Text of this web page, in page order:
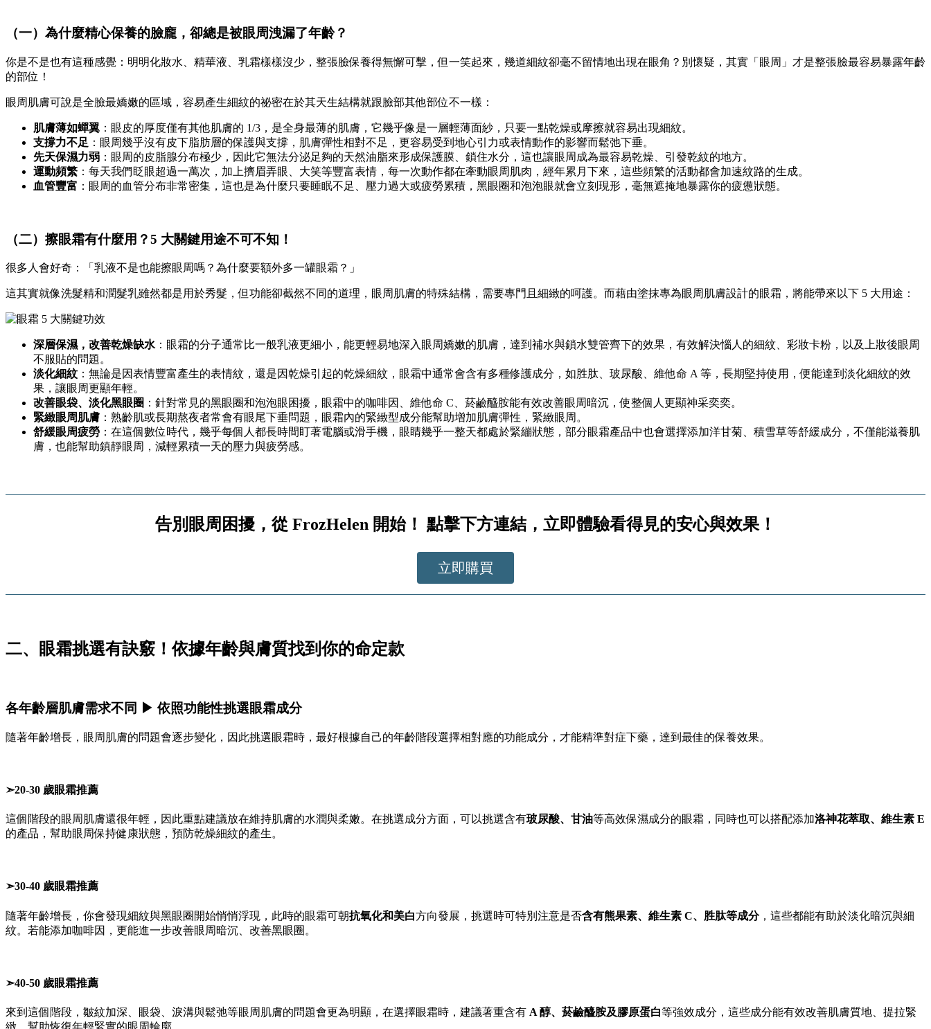
（一）為什麼精心保養的臉龐，卻總是被眼周洩漏了年齡？
你是不是也有這種感覺：明明化妝水、精華液、乳霜樣樣沒少，整張臉保養得無懈可擊，但一笑起來，幾道細紋卻毫不留情地出現在眼角？別懷疑，其實「眼周」才是整張臉最容易暴露年齡
的部位！
眼周肌膚可說是全臉最嬌嫩的區域，容易產生細紋的祕密在於其天生結構就跟臉部其他部位不一樣：
肌膚薄如蟬翼 ：眼皮的厚度僅有其他肌膚的 1/3，是全身最薄的肌膚，它幾乎像是一層輕薄面紗，只要一點乾燥或摩擦就容易出現細紋。
支撐力不足 ：眼周幾乎沒有皮下脂肪層的保護與支撐，肌膚彈性相對不足，更容易受到地心引力或表情動作的影響而鬆弛下垂。
先天保濕力弱 ：眼周的皮脂腺分布極少，因此它無法分泌足夠的天然油脂來形成保護膜、鎖住水分，這也讓眼周成為最容易乾燥、引發乾紋的地方。
運動頻繁 ：每天我們眨眼超過一萬次，加上擠眉弄眼、大笑等豐富表情，每一次動作都在牽動眼周肌肉，經年累月下來，這些頻繁的活動都會加速紋路的生成。
血管豐富 ：眼周的血管分布非常密集，這也是為什麼只要睡眠不足、壓力過大或疲勞累積，黑眼圈和泡泡眼就會立刻現形，毫無遮掩地暴露你的疲憊狀態。
（二）擦眼霜有什麼用？5 大關鍵用途不可不知！
很多人會好奇：「乳液不是也能擦眼周嗎？為什麼要額外多一罐眼霜？」
這其實就像洗髮精和潤髮乳雖然都是用於秀髮，但功能卻截然不同的道理，眼周肌膚的特殊結構，需要專門且細緻的呵護。而藉由塗抹專為眼周肌膚設計的眼霜，將能帶來以下 5 大用途：
深層保濕，改善乾燥缺水 ：眼霜的分子通常比一般乳液更細小，能更輕易地深入眼周嬌嫩的肌膚，達到補水與鎖水雙管齊下的效果，有效解決惱人的細紋、彩妝卡粉，以及上妝後眼周
不服貼的問題。
淡化細紋 ：無論是因表情豐富產生的表情紋，還是因乾燥引起的乾燥細紋，眼霜中通常會含有多種修護成分，如胜肽、玻尿酸、維他命 A 等，長期堅持使用，便能達到淡化細紋的效
果，讓眼周更顯年輕。
改善眼袋、淡化黑眼圈 ：針對常見的黑眼圈和泡泡眼困擾，眼霜中的咖啡因、維他命 C、菸鹼醯胺能有效改善眼周暗沉，使整個人更顯神采奕奕。
緊緻眼周肌膚 ：熟齡肌或長期熬夜者常會有眼尾下垂問題，眼霜內的緊緻型成分能幫助增加肌膚彈性，緊緻眼周。
舒緩眼周疲勞 ：在這個數位時代，幾乎每個人都長時間盯著電腦或滑手機，眼睛幾乎一整天都處於緊繃狀態，部分眼霜產品中也會選擇添加洋甘菊、積雪草等舒緩成分，不僅能滋養肌
膚，也能幫助鎮靜眼周，減輕累積一天的壓力與疲勞感。
告別眼周困擾，從 FrozHelen 開始！ 點擊下方連結，立即體驗看得見的安心與效果！
立即購買
二、眼霜挑選有訣竅！依據年齡與膚質找到你的命定款
各年齡層肌膚需求不同 ▶ 依照功能性挑選眼霜成分
隨著年齡增長，眼周肌膚的問題會逐步變化，因此挑選眼霜時，最好根據自己的年齡階段選擇相對應的功能成分，才能精準對症下藥，達到最佳的保養效果。
➣20-30 歲眼霜推薦
這個階段的眼周肌膚還很年輕，因此重點建議放在維持肌膚的水潤與柔嫩。在挑選成分方面，可以挑選含有玻尿酸、甘油等高效保濕成分的眼霜，同時也可以搭配添加洛神花萃取、維生素 E
的產品，幫助眼周保持健康狀態，預防乾燥細紋的產生。
➣30-40 歲眼霜推薦
隨著年齡增長，你會發現細紋與黑眼圈開始悄悄浮現，此時的眼霜可朝抗氧化和美白方向發展，挑選時可特別注意是否含有熊果素、維生素 C、胜肽等成分，這些都能有助於淡化暗沉與細
紋。若能添加咖啡因，更能進一步改善眼周暗沉、改善黑眼圈。
➣40-50 歲眼霜推薦
來到這個階段，皺紋加深、眼袋、淚溝與鬆弛等眼周肌膚的問題會更為明顯，在選擇眼霜時，建議著重含有 A 醇、菸鹼醯胺及膠原蛋白等強效成分，這些成分能有效改善肌膚質地、提拉緊